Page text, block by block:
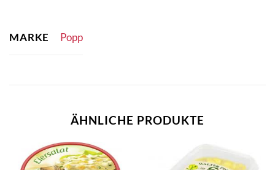
MARKE Popp
ÄHNLICHE PRODUKTE